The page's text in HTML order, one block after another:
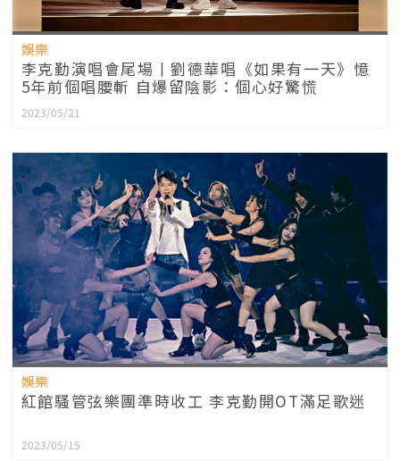
娛樂
李克勤演唱會尾場丨劉德華唱《如果有一天》憶
5年前個唱腰斬 自爆留陰影：個心好驚慌
2023/05/21
娛樂
紅館騷管弦樂團準時收工 李克勤開OT滿足歌迷
2023/05/15